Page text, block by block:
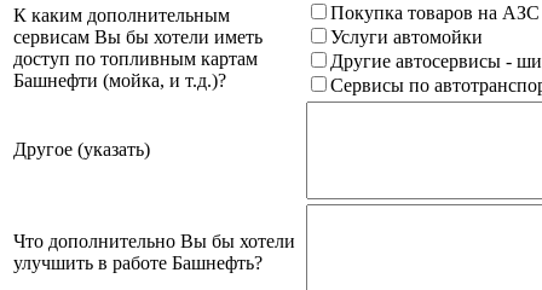
К каким дополнительным
сервисам Вы бы хотели иметь
доступ по топливным картам
Башнефти (мойка, и т.д.)?
Покупка товаров на
Услуги автомойки
Другие автосервисы -
Сервисы по
Другое (указать)
Что дополнительно Вы бы хотели
улучшить в работе Башнефть?